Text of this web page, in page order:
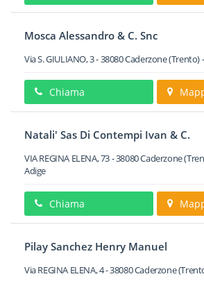
Mosca Alessandro & C. Snc
Via S. GIULIANO, 3-38080Caderzone(Trento) -
Chiama
Natali' Sas Di Contempi Ivan & C.
VIA REGINA ELENA, 73-38080Caderzone
Adige
Chiama
Pilay Sanchez Henry Manuel
Via REGINA ELENA, 4-38080Caderzone